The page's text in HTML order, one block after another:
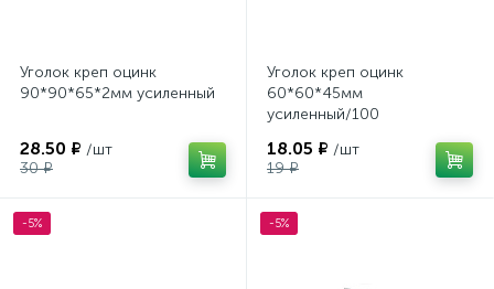
Уголок креп оцинк
90*90*65*2мм усиленный
28.50 ₽ /шт
30 ₽
Уголок креп оцинк
60*60*45мм
усиленный/100
18.05 ₽ /шт
19 ₽
-5% -5%